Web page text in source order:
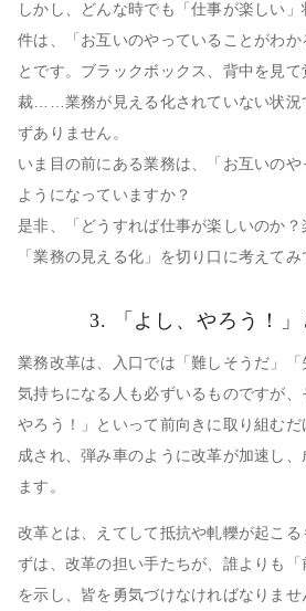
しかし、どんな時でも「仕事が楽しい
件は、「お互いのやっていることがわか
とです。ブラックボックス、背中を見
裁……業務が見える化されていない状況
ずありません。
いま目の前にある業務は、「お互いのや
ようになっていますか？
是非、「どうすれば仕事が楽しいのか
「業務の見える化」を切り口に考えてみ
3. 「よし、やろう！」
業務改革は、入口では「難しそうだ」
気持ちになる人も必ずいるものですが、
やろう！」といって前向きに取り組む
成され、弾み車のように改革が加速し
ます。
改革とは、えてして抵抗や軋轢が起こ
ずは、改革の担い手たちが、誰よりも
を示し、皆を勇気づけなければなりま